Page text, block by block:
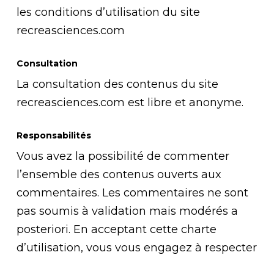
les conditions d’utilisation du site
recreasciences.com
Consultation
La consultation des contenus du site
recreasciences.com est libre et anonyme.
Responsabilités
Vous avez la possibilité de commenter
l’ensemble des contenus ouverts aux
commentaires. Les commentaires ne sont
pas soumis à validation mais modérés a
posteriori. En acceptant cette charte
d’utilisation, vous vous engagez à respecter